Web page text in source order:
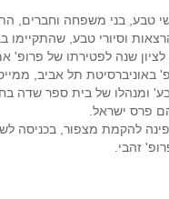
טבע, בני משפחה וחברים,
וסיורי טבע, שהתקיימו
שנה לפטירתו של פרופ'
באוניברסיטת תל אביב,
ומנהלו של בית ספר שדה
פרס ישראל.
פינה להקמת מצפור, בכניסה
זהבי.